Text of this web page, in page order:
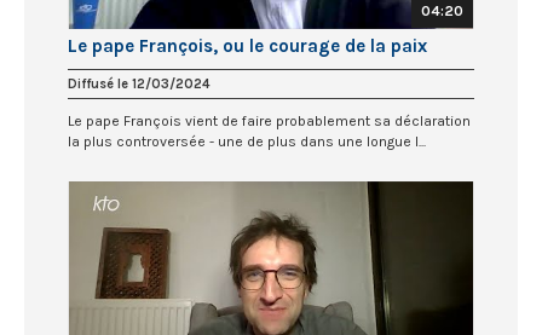
04:20
Le pape François, ou le courage de la paix
Diffusé le 12/03/2024
Le pape François vient de faire probablement sa déclaration
la plus controversée - une de plus dans une longue l...